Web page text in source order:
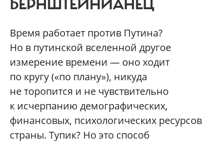
БЕРНШТЕЙНИАНЕЦ
Время работает против Путина?
Но в путинской вселенной другое
измерение времени — оно ходит
по кругу («по плану»), никуда
не торопится и не чувствительно
к исчерпанию демографических,
финансовых, психологических ресурсов
страны. Тупик? Но это способ